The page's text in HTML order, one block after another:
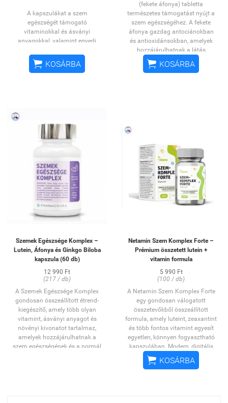
A kapszulákat a szem
egészségét támogató
vitaminokkal és ásványi
anyagokkal, valamint egyedi
hatóanyagok keverékével
töltöttük meg, hogy természetes
kapszulahéj, nikotinamid, cink-
citrát, lutein, D-alfa-tokoferol,
szemvidítófű kivonat (Euphrasia
Officinalis), ginkgo biloba levél
(Rosa Centifolia), rutin,
dokozahexaénsav, tiamin-
hidroklorid, riboflavin, zeaxantin,
kvercetin, réz-glükonát, D-biotin,
béta-karotin, szelén,
cianokobalamin.
OGYÉI Notifikációs szám:
Ízhatása: semleges
Származási ország: EU
 KOSÁRBA
(fekete áfonya) tabletta
természetes támogatást nyújt a
szem egészségéhez. A fekete
áfonya gazdag antociánokban
és antioxidánsokban, amelyek
hozzájárulhatnak a látás
funkcióinak megőrzéséhez és a
sejtek oxidatív stresszel
mindenkinek, aki szeretné védeni
szeme egészségét, vagy szeretne
extra támogatást hosszú
képernyőhasználat,
szemfáradtság vagy időskori
látásromlás esetén.
Adagolás: Vegyen be egy-két
adagot.
Hatóanyag/1 tabletta: 375 mg
Áfonya kivonat (Vaccinium
myrtillus) (gyümölcs)
Összetevők: Tömegnövelő
anyagok (dikalcium-foszfát,
mikrokristályos cellulóz),
áfonyakivonat,
csomósodásgátló anyagok
(szilícium-dioxid, magnézium-
sztearát), vörösrépa por.
 KOSÁRBA
Szemek Egészsége Komplex –
Lutein, Áfonya és Ginkgo Biloba
kapszula (60 db)
12 990 Ft
(217 / db)
A Szemek Egészsége Komplex
gondosan összeállított étrend-
kiegészítő, amely több olyan
vitamint, ásványi anyagot és
növényi kivonatot tartalmaz,
amelyek hozzájárulhatnak a
szem egészségének és a normál
Netamin Szem Komplex Forte –
Prémium összetett lutein +
vitamin formula
5 990 Ft
(100 / db)
A Netamin Szem Komplex Forte
egy gondosan válogatott
összetevőkből összeállított
formula, amely luteint, zeaxantint
és több fontos vitamint egyesít
egyetlen, könnyen fogyasztható
kapszulában. Modern, digitális
világunkban a szemek
mindennapi támogatása sokak
 KOSÁRBA